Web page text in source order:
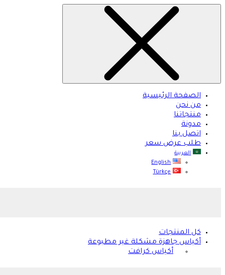
الصفحة الرئيسية
من نحن
منتجاتنا
مدونة
اتصل بنا
طلب عرض سعر
العربية
English
Türkçe
كل المنتجات
أكياس جاهزة مشكلة غير مطبوعة
أكياس كرافت